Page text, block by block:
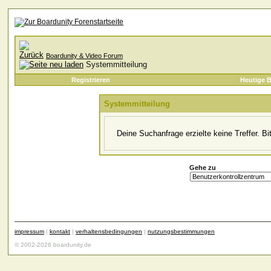
Boardunity & Video Forum
Systemmitteilung
Registrieren Heutige
Systemmitteilung
Deine Suchanfrage erzielte keine Treffer.
Gehe zu
impressum | kontakt | verhaltensbedingungen | nutzungsbestimmungen
© 2002-2026 boardunity.de